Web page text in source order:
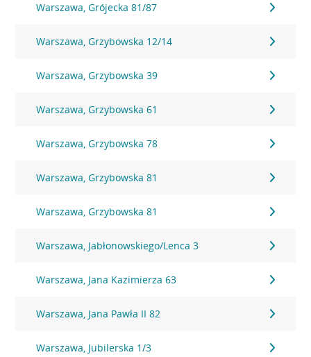
Warszawa, Grójecka 81/87
Warszawa, Grzybowska 12/14
Warszawa, Grzybowska 39
Warszawa, Grzybowska 61
Warszawa, Grzybowska 78
Warszawa, Grzybowska 81
Warszawa, Grzybowska 81
Warszawa, Jabłonowskiego/Lenca 3
Warszawa, Jana Kazimierza 63
Warszawa, Jana Pawła II 82
Warszawa, Jubilerska 1/3